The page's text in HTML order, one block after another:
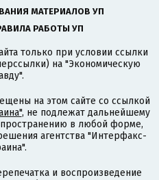
МАТЕРИАЛОВ УП
РАБОТЫ УП
только при условии ссылки
на "Экономическую
на этом сайте со ссылкой
, не подлежат дальнейшему
в любой форме,
агентства "Интерфакс-
и воспроизведение